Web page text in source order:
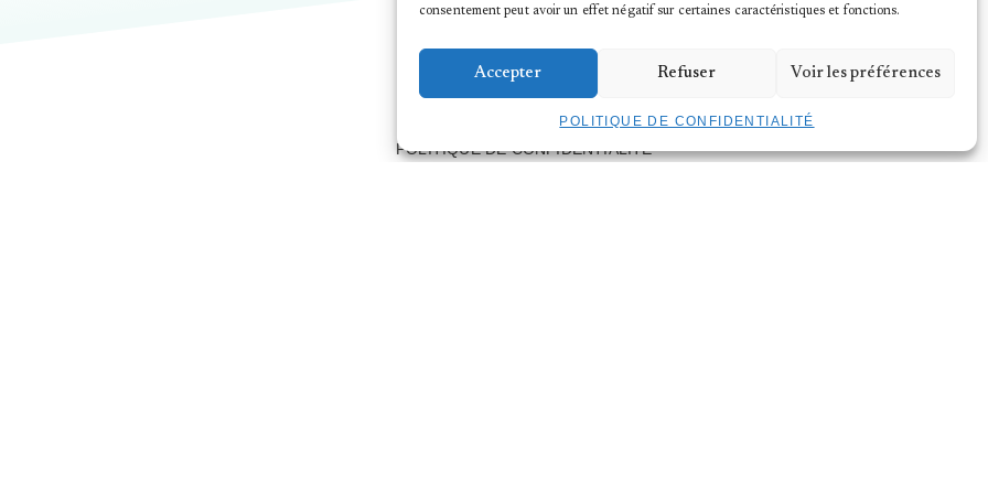
consentement peut avoir un effet négatif sur certaines caractéristiques et fonctions.
Accepter Refuser Voir les préférences
POLITIQUE DE CONFIDENTIALITÉ
POLITIQUE DE CONFIDENTIALITÉ